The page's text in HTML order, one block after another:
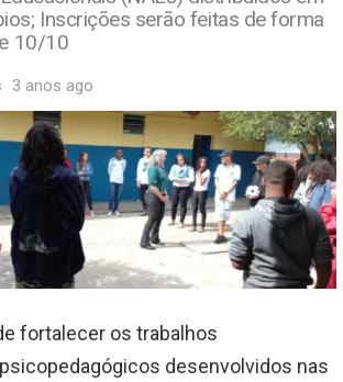
Inscrições serão feitas de forma
10/10
3 anos ago
fortalecer os trabalhos
desenvolvidos nas